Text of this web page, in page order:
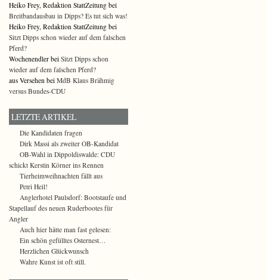
Heiko Frey, Redaktion StattZeitung bei
Breitbandausbau in Dipps? Es tut sich was!
Heiko Frey, Redaktion StattZeitung bei
Sitzt Dipps schon wieder auf dem falschen
Pferd?
Wochenendler bei Sitzt Dipps schon
wieder auf dem falschen Pferd?
aus Versehen bei MdB Klaus Brähmig
versus Bundes-CDU
LETZTE ARTIKEL
Die Kandidaten fragen
Dirk Massi als zweiter OB-Kandidat
OB-Wahl in Dippoldiswalde: CDU
schickt Kerstin Körner ins Rennen
Tierheimweihnachten fällt aus
Petri Heil!
Anglerhotel Paulsdorf: Bootstaufe und
Stapellauf des neuen Ruderbootes für
Angler
Auch hier hätte man fast gelesen:
Ein schön gefülltes Osternest…
Herzlichen Glückwunsch
Wahre Kunst ist oft still.